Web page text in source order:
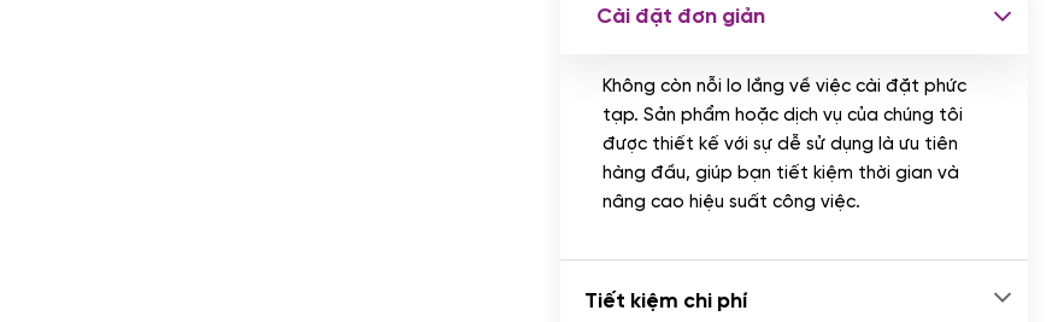
Cài đặt đơn giản
Không còn nỗi lo lắng về việc cài đặt phức
tạp. Sản phẩm hoặc dịch vụ của chúng tôi
được thiết kế với sự dễ sử dụng là ưu tiên
hàng đầu, giúp bạn tiết kiệm thời gian và
nâng cao hiệu suất công việc.
Tiết kiệm chi phí